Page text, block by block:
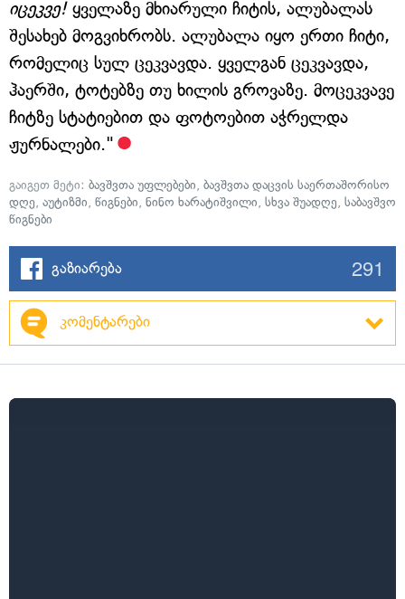
იცეკვე!ყველაზე მხიარული ჩიტის, ალუბალას
შესახებ მოგვიხრობს. ალუბალა იყო ერთი ჩიტი,
რომელიც სულ ცეკვავდა. ყველგან ცეკვავდა,
ჰაერში, ტოტებზე თუ ხილის გროვაზე. მოცეკვავე
ჩიტზე სტატიებით და ფოტოებით აჭრელდა
ჟურნალები."
გაიგეთ მეტი: ბავშვთა უფლებები, ბავშვთა დაცვის საერთაშორისო
დღე, აუტიზმი, წიგნები, ნინო ხარატიშვილი, სხვა შუადღე, საბავშვო
წიგნები
გაზიარება 291
კომენტარები